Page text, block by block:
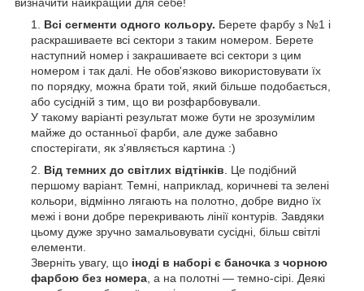
Всі сегменти одного кольору. Берете фарбу з №1 і
раскрашиваете всі сектори з таким номером. Берете
наступний номер і закрашиваете всі сектори з цим
номером і так далі. Не обов'язково використовувати їх
по порядку, можна брати той, який більше подобається,
або сусідній з тим, що ви розфарбовували.
У такому варіанті результат може бути не зрозумілим
майже до останньої фарби, але дуже забавно
спостерігати, як з'являється картина :)
Від темних до світлих відтінків . Це подібний
першому варіант. Темні, наприклад, коричневі та зелені
кольори, відмінно лягають на полотно, добре видно їх
межі і вони добре перекривають лінії контурів. Завдяки
цьому дуже зручно замальовувати сусідні, більш світлі
елементи.
Зверніть увагу, що іноді в наборі є баночка з чорною
фарбою без номера , а на полотні — темно-сірі. Деякі